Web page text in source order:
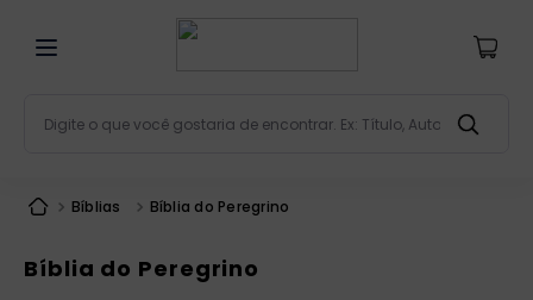
Bíblias Bíblia do Peregrino
Bíblia do Peregrino
º bíblia